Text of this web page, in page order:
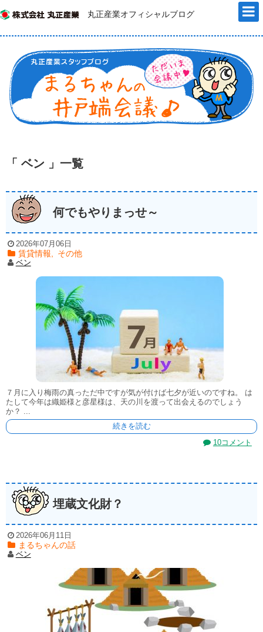
丸正産業オフィシャルブログ
「 ベン 」一覧
何でもやりまっせ～
2026年07月06日
賃貸情報 その他
ベン
７月に入り梅雨の真っただ中ですが気が付けば七夕が近いのですね。 は
たして今年は織姫様と彦星様は、天の川を渡って出会えるのでしょう
か？ ...
続きを読む
10コメント
埋蔵文化財？
2026年06月11日
まるちゃんの話
ベン